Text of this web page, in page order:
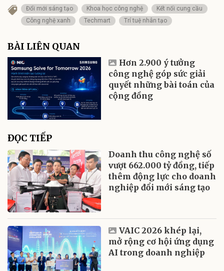
Đổi mới sáng tạo Khoa học công nghệ
Kết nối cung cầu
Công nghệ xanh
Techmart Trí tuệ nhân tạo
BÀI LIÊN QUAN
Hơn 2.900 ý tưởng
công nghệ góp sức giải
quyết những bài toán của
cộng đồng
ĐỌC TIẾP
Doanh thu công nghệ số
vượt 662.000 tỷ đồng, tiếp
thêm động lực cho doanh
nghiệp đổi mới sáng tạo
VAIC 2026 khép lại,
mở rộng cơ hội ứng dụng
AI trong doanh nghiệp